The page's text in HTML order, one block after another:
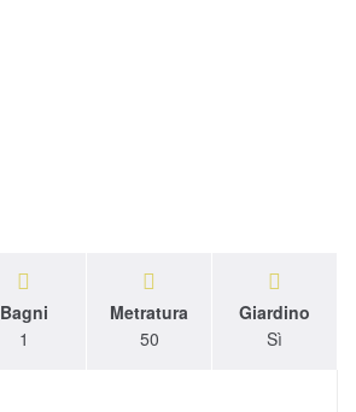
Bagni
1
Metratura
50
Giardino
Sì